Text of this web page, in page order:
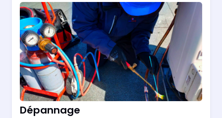
Dépannage